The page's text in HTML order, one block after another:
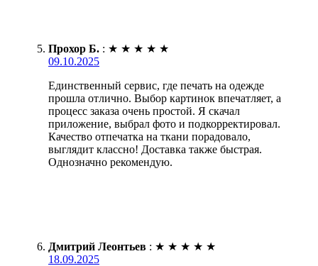
Прохор Б. : ★ ★ ★ ★ ★
09.10.2025
Единственный сервис, где печать на одежде
прошла отлично. Выбор картинок впечатляет, а
процесс заказа очень простой. Я скачал
приложение, выбрал фото и подкорректировал.
Качество отпечатка на ткани порадовало,
выглядит классно! Доставка также быстрая.
Однозначно рекомендую.
Дмитрий Леонтьев : ★ ★ ★ ★ ★
18.09.2025